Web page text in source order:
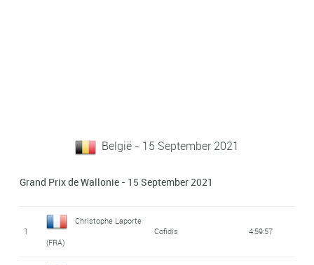
België - 15 September 2021
Grand Prix de Wallonie - 15 September 2021
1
Christophe Laporte
(FRA)
Cofidis 4:59:57